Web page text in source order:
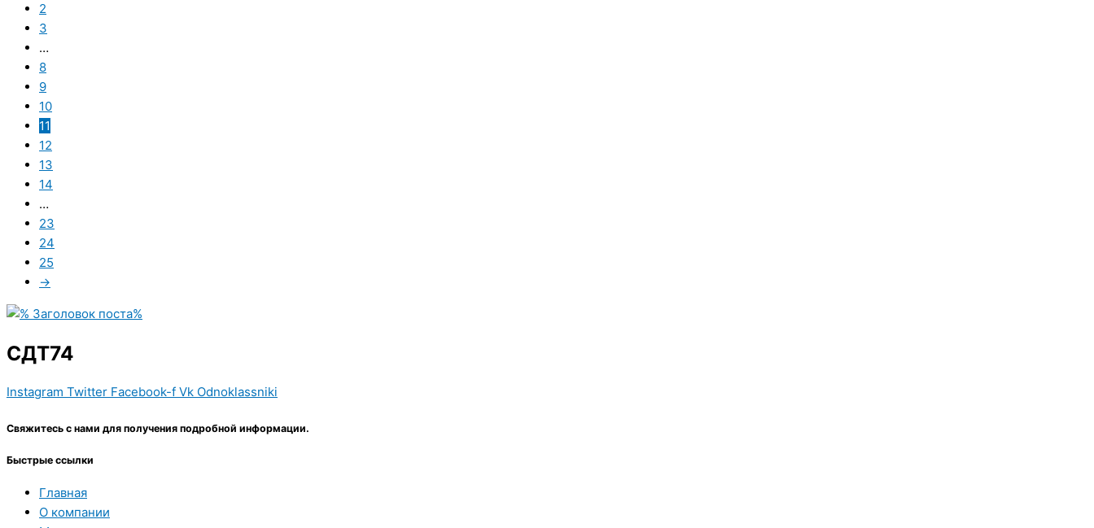
2
3
…
8
9
10
11
12
13
14
…
23
24
25
→
СДТ74
Instagram Twitter Facebook-f Vk Odnoklassniki
Свяжитесь с нами для получения подробной информации.
Быстрые ссылки
Главная
О компании